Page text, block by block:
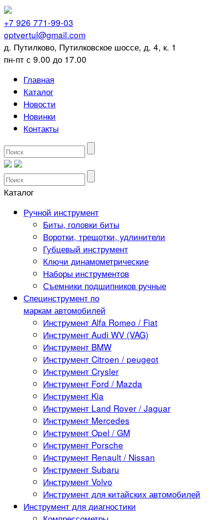
+7 926 771-99-03
optvertul@gmail.com
д. Путилково, Путилковское шоссе, д. 4, к. 1
пн-пт с 9.00 до 17.00
Главная
Каталог
Новости
Новинки
Контакты
Каталог
Ручной инструмент
Биты, головки биты
Воротки, трещотки, удлинители
Губцевый инструмент
Ключи динамометрические
Наборы инструментов
Съемники подшипников ручные
Специнструмент по
маркам автомобилей
Инструмент Alfa Romeo / Fiat
Инструмент Audi WV (VAG)
Инструмент BMW
Инструмент Citroen / peugeot
Инструмент Crysler
Инструмент Ford / Mazda
Инструмент Kia
Инструмент Land Rover / Jaguar
Инструмент Mercedes
Инструмент Opel / GM
Инструмент Porsche
Инструмент Renault / Nissan
Инструмент Subaru
Инструмент Volvo
Инструмент для китайских автомобилей
Инструмент для диагностики